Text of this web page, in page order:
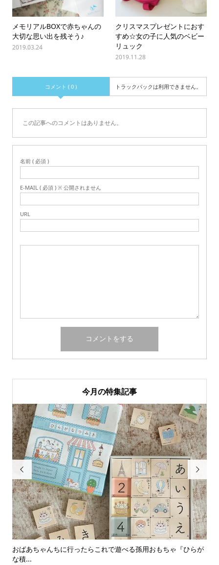
メモリアルBOXで赤ちゃんの
大切な思い出を残そう♪
2019.03.24
クリスマスプレゼントにおす
すめ☆女の子に人気のベビー
リュック
2019.11.28
コメント ( 0 ) トラックバックは利用できません。
この記事へのコメントはありません。
名前 ( 必須 )
E-MAIL ( 必須 ) ※ 公開されません
URL
今月の特集記事

おばあちゃんちに行ったらこれで遊べる孫用おもちゃ『ひらが
な積...
